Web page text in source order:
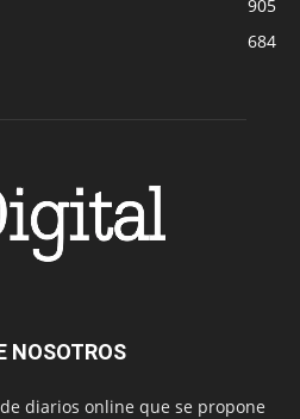
905
684
NOSOTROS
diarios online que se propone